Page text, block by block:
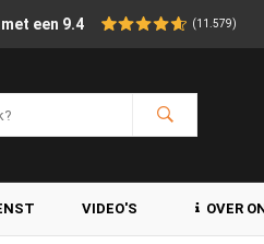
een 9.4 (11.579)
VIDEO'S OVER